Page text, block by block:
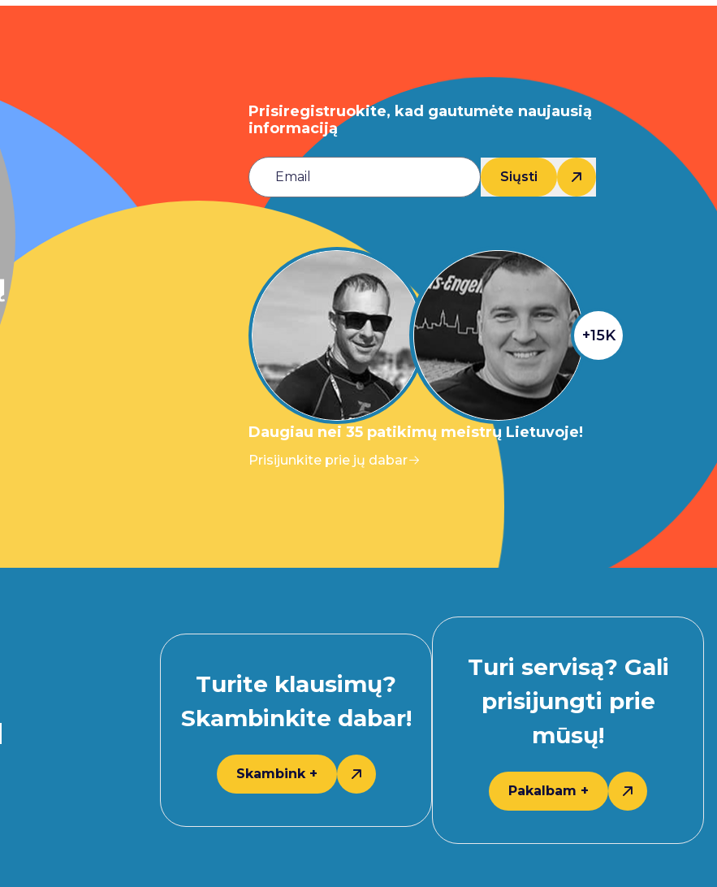
Prisiregistruokite, kad gautumėte naujausią
informaciją
Siųsti
+15K
Daugiau nei 35 patikimų meistrų Lietuvoje!
Prisijunkite prie jų dabar
Turite klausimų?
Skambinkite dabar!
Skambink +
Turi servisą? Gali
prisijungti prie
mūsų!
Pakalbam +